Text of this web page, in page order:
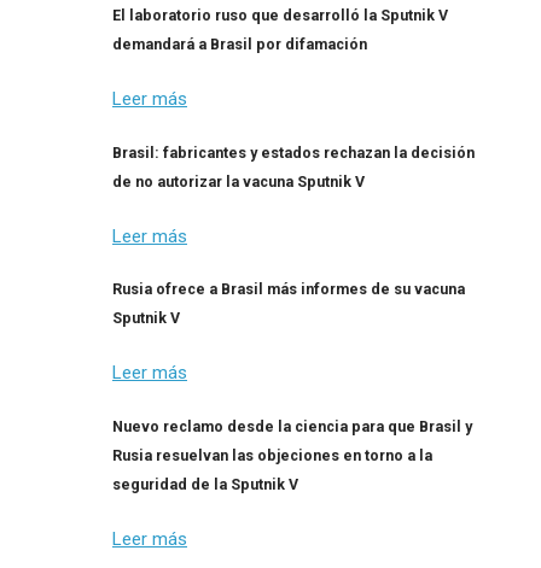
El laboratorio ruso que desarrolló la Sputnik V
demandará a Brasil por difamación
Leer más
Brasil: fabricantes y estados rechazan la decisión
de no autorizar la vacuna Sputnik V
Leer más
Rusia ofrece a Brasil más informes de su vacuna
Sputnik V
Leer más
Nuevo reclamo desde la ciencia para que Brasil y
Rusia resuelvan las objeciones en torno a la
seguridad de la Sputnik V
Leer más